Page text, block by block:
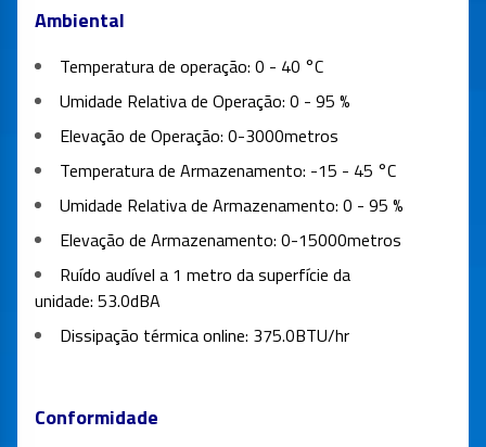
Ambiental
Temperatura de operação: 0 - 40 °C
Umidade Relativa de Operação: 0 - 95 %
Elevação de Operação: 0-3000metros
Temperatura de Armazenamento: -15 - 45 °C
Umidade Relativa de Armazenamento: 0 - 95 %
Elevação de Armazenamento: 0-15000metros
Ruído audível a 1 metro da superfície da
unidade: 53.0dBA
Dissipação térmica online: 375.0BTU/hr
Conformidade